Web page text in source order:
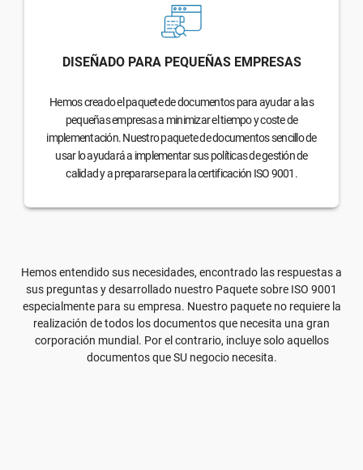
DISEÑADO PARA PEQUEÑAS EMPRESAS
Hemos creado el paquete de documentos para ayudar a las
pequeñas empresas a minimizar el tiempo y coste de
implementación. Nuestro paquete de documentos sencillo de
usar lo ayudará a implementar sus políticas de gestión de
calidad y a prepararse para la certificación ISO 9001.
Hemos entendido sus necesidades, encontrado las respuestas a
sus preguntas y desarrollado nuestro Paquete sobre ISO 9001
especialmente para su empresa. Nuestro paquete no requiere la
realización de todos los documentos que necesita una gran
corporación mundial. Por el contrario, incluye solo aquellos
documentos que SU negocio necesita.